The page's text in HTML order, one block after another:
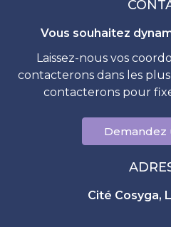
Vous souhaitez
Laissez-nous vos
contacterons dans les
contacterons pour
Demandez
Cité Cosyga,